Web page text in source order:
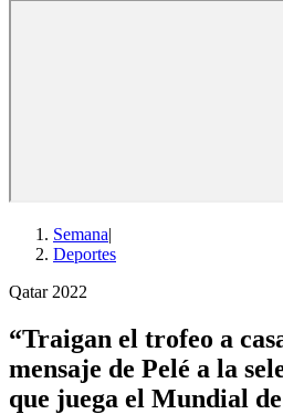
Semana|
Deportes
Qatar 2022
“Traigan el trofeo a
mensaje de Pelé a la
que juega el Mundial